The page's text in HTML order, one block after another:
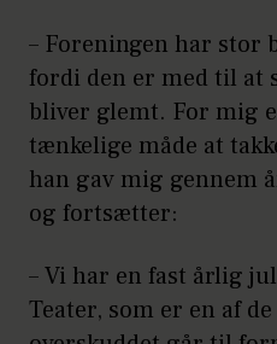
– Foreningen har stor
fordi den er med til at
bliver glemt. For mig
tænkelige måde at
han gav mig gennem
og fortsætter:
– Vi har en fast årlig
Teater, som er en af